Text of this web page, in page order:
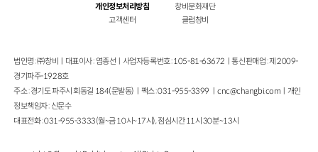
개인정보처리방침
고객센터
창비문화재단
클럽창비
법인명 : ㈜창비ㅣ대표이사 : 염종선ㅣ사업자등록번호 : 105-81-63672ㅣ통신판매업 : 제 2009-
경기파주-1928호
주소 : 경기도 파주시 회동길 184(문발동)ㅣ팩스 : 031-955-3399 ㅣcnc@changbi.com ㅣ개인
정보책임자 : 신문수
대표전화 : 031-955-3333(월~금 10시~17시), 점심시간 11시 30분~13시